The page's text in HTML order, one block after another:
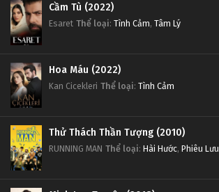
Cầm Tù (2022)
Esaret Thể loại: Tình Cảm, Tâm Lý
Hoa Máu (2022)
Kan Cicekleri Thể loại: Tình Cảm
Thử Thách Thần Tượng (2010)
RUNNING MAN Thể loại: Hài Hước, Phiêu Lưu